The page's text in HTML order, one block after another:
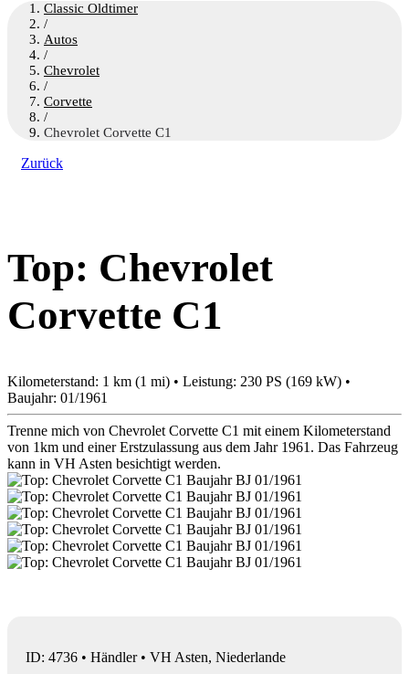
Classic Oldtimer
/
Autos
/
Chevrolet
/
Corvette
/
Chevrolet Corvette C1
Zurück
Top: Chevrolet
Corvette C1
Kilometerstand: 1 km (1 mi) • Leistung: 230 PS (169 kW) •
Baujahr: 01/1961
Trenne mich von Chevrolet Corvette C1 mit einem Kilometerstand
von 1km und einer Erstzulassung aus dem Jahr 1961. Das Fahrzeug
kann in VH Asten besichtigt werden.
ID: 4736 • Händler • VH Asten, Niederlande